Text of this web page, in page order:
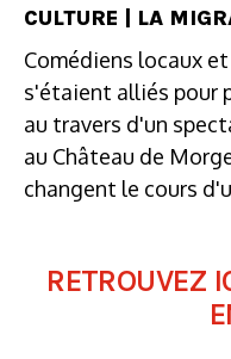
CULTURE | LA
Comédiens locaux
s'étaient alliés pour
au travers d'un
au Château de
changent le cours
RETROUVEZ